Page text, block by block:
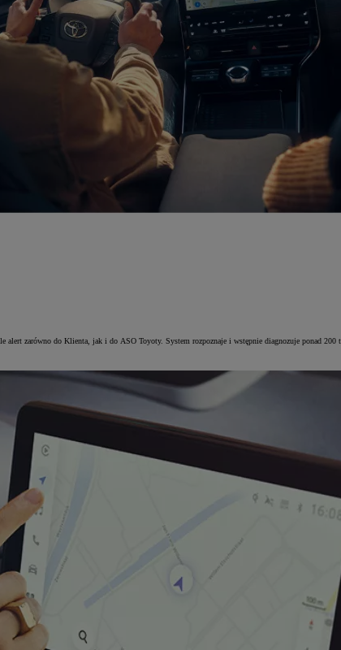
zarówno do Klienta, jak i do ASO Toyoty. System rozpoznaje i wstępnie diagnozuje ponad